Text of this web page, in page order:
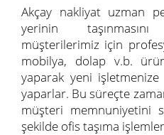
Akçay nakliyat uzman
yerinin
müşterilerimiz için
mobilya, dolap v.b.
yaparak yeni işletmenize
yaparlar. Bu süreçte
müşteri memnuniyetini
şekilde ofis taşıma